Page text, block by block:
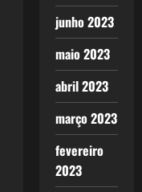
junho 2023
maio 2023
abril 2023
março 2023
fevereiro
2023